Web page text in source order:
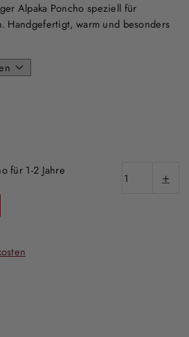
Alpaka Poncho speziell für
Handgefertigt, warm und besonders
für 1-2 Jahre
+